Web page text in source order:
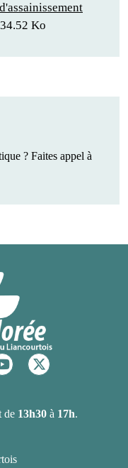
Ko
? Faites appel à
de 13h30 à 17h.